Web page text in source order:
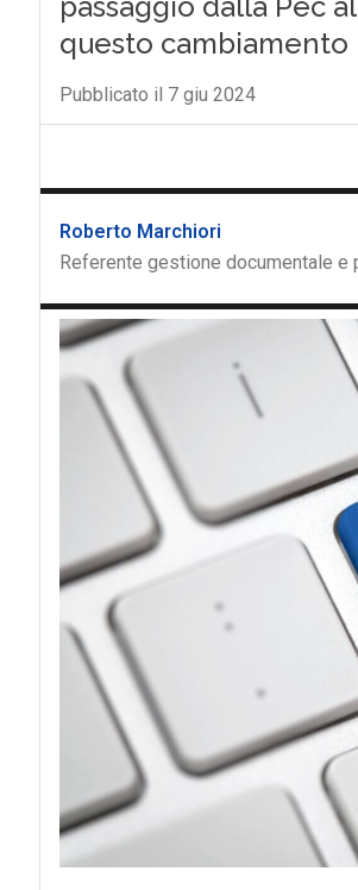
questo cambiamento
Pubblicato il 7 giu 2024
Roberto Marchiori
Referente gestione documentale e